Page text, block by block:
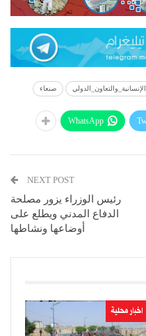
صنعاء
WhatsApp
NEXT POST
رئيس الوزراء يزور مصلحة
الدفاع المدني ويطلع على
أوضاعها ونشاطها
اخبار محلية